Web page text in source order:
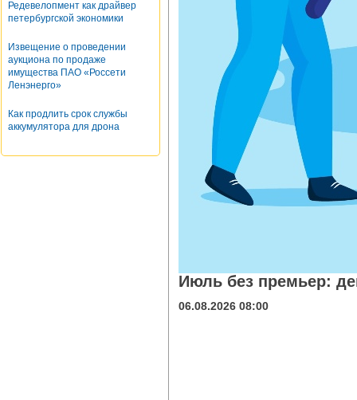
Редевелопмент как драйвер
петербургской экономики
Извещение о проведении
аукциона по продаже
имущества ПАО «Россети
Ленэнерго»
Как продлить срок службы
аккумулятора для дрона
Июль без премьер:
06.08.2026 08:00